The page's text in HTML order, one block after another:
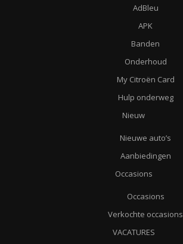
AdBleu
APK
Banden
Onderhoud
My Citroën Card
Hulp onderweg
Nieuw
Nieuwe auto’s
Aanbiedingen
Occasions
Occasions
Verkochte occasions
VACATURES